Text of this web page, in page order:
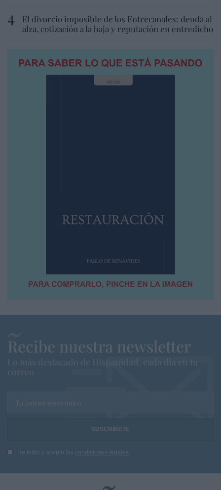
El divorcio imposible de los Entrecanales: deuda al
alza, cotización a la baja y reputación en entredicho
Recibe nuestra newsletter
Lo más destacado de Hispanidad, cada dia en tu
correo
Tu correo electrónico...
He leído y acepto las condiciones legales